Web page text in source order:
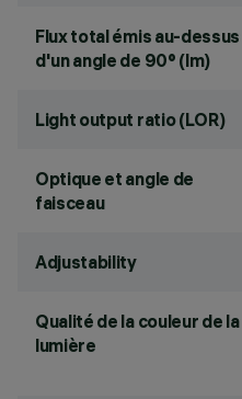
Flux total émis au-dessus
d'un angle de 90° (lm)
Light output ratio (LOR)
Optique et angle de
faisceau
Adjustability
Qualité de la couleur de la
lumière